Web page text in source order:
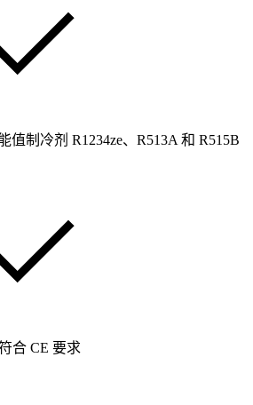
值制冷剂 R1234ze、R513A 和 R515B
合 CE 要求